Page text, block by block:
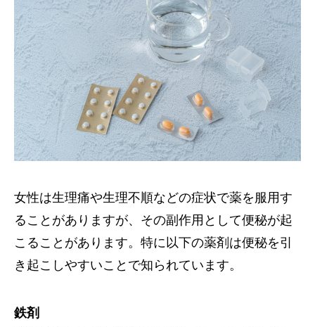
女性は生理痛や生理不順などの症状で薬を服用す
ることがありますが、その副作用として便秘が起
こることがあります。特に以下の薬剤は便秘を引
き起こしやすいことで知られています。
鉄剤